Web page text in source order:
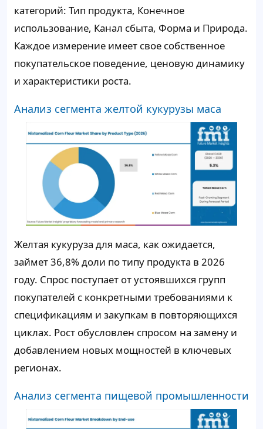
категорий: Тип продукта, Конечное
использование, Канал сбыта, Форма и Природа.
Каждое измерение имеет свое собственное
покупательское поведение, ценовую динамику
и характеристики роста.
Анализ сегмента желтой кукурузы маса
Желтая кукуруза для маса, как ожидается,
займет36,8% доли по типу продукта в 2026
году. Спрос поступает от устоявшихся групп
покупателей с конкретными требованиями к
спецификациям и закупкам в повторяющихся
циклах. Рост обусловлен спросом на замену и
добавлением новых мощностей в ключевых
регионах.
Анализ сегмента пищевой промышленности